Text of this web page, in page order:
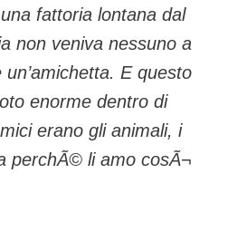
fattoria lontana dal
non veniva nessuno a
E questo
enorme dentro di
erano gli animali, i
perchÃ© li amo cosÃ¬